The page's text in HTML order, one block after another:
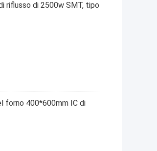
riflusso di 2500w SMT, tipo
forno 400*600mm IC di